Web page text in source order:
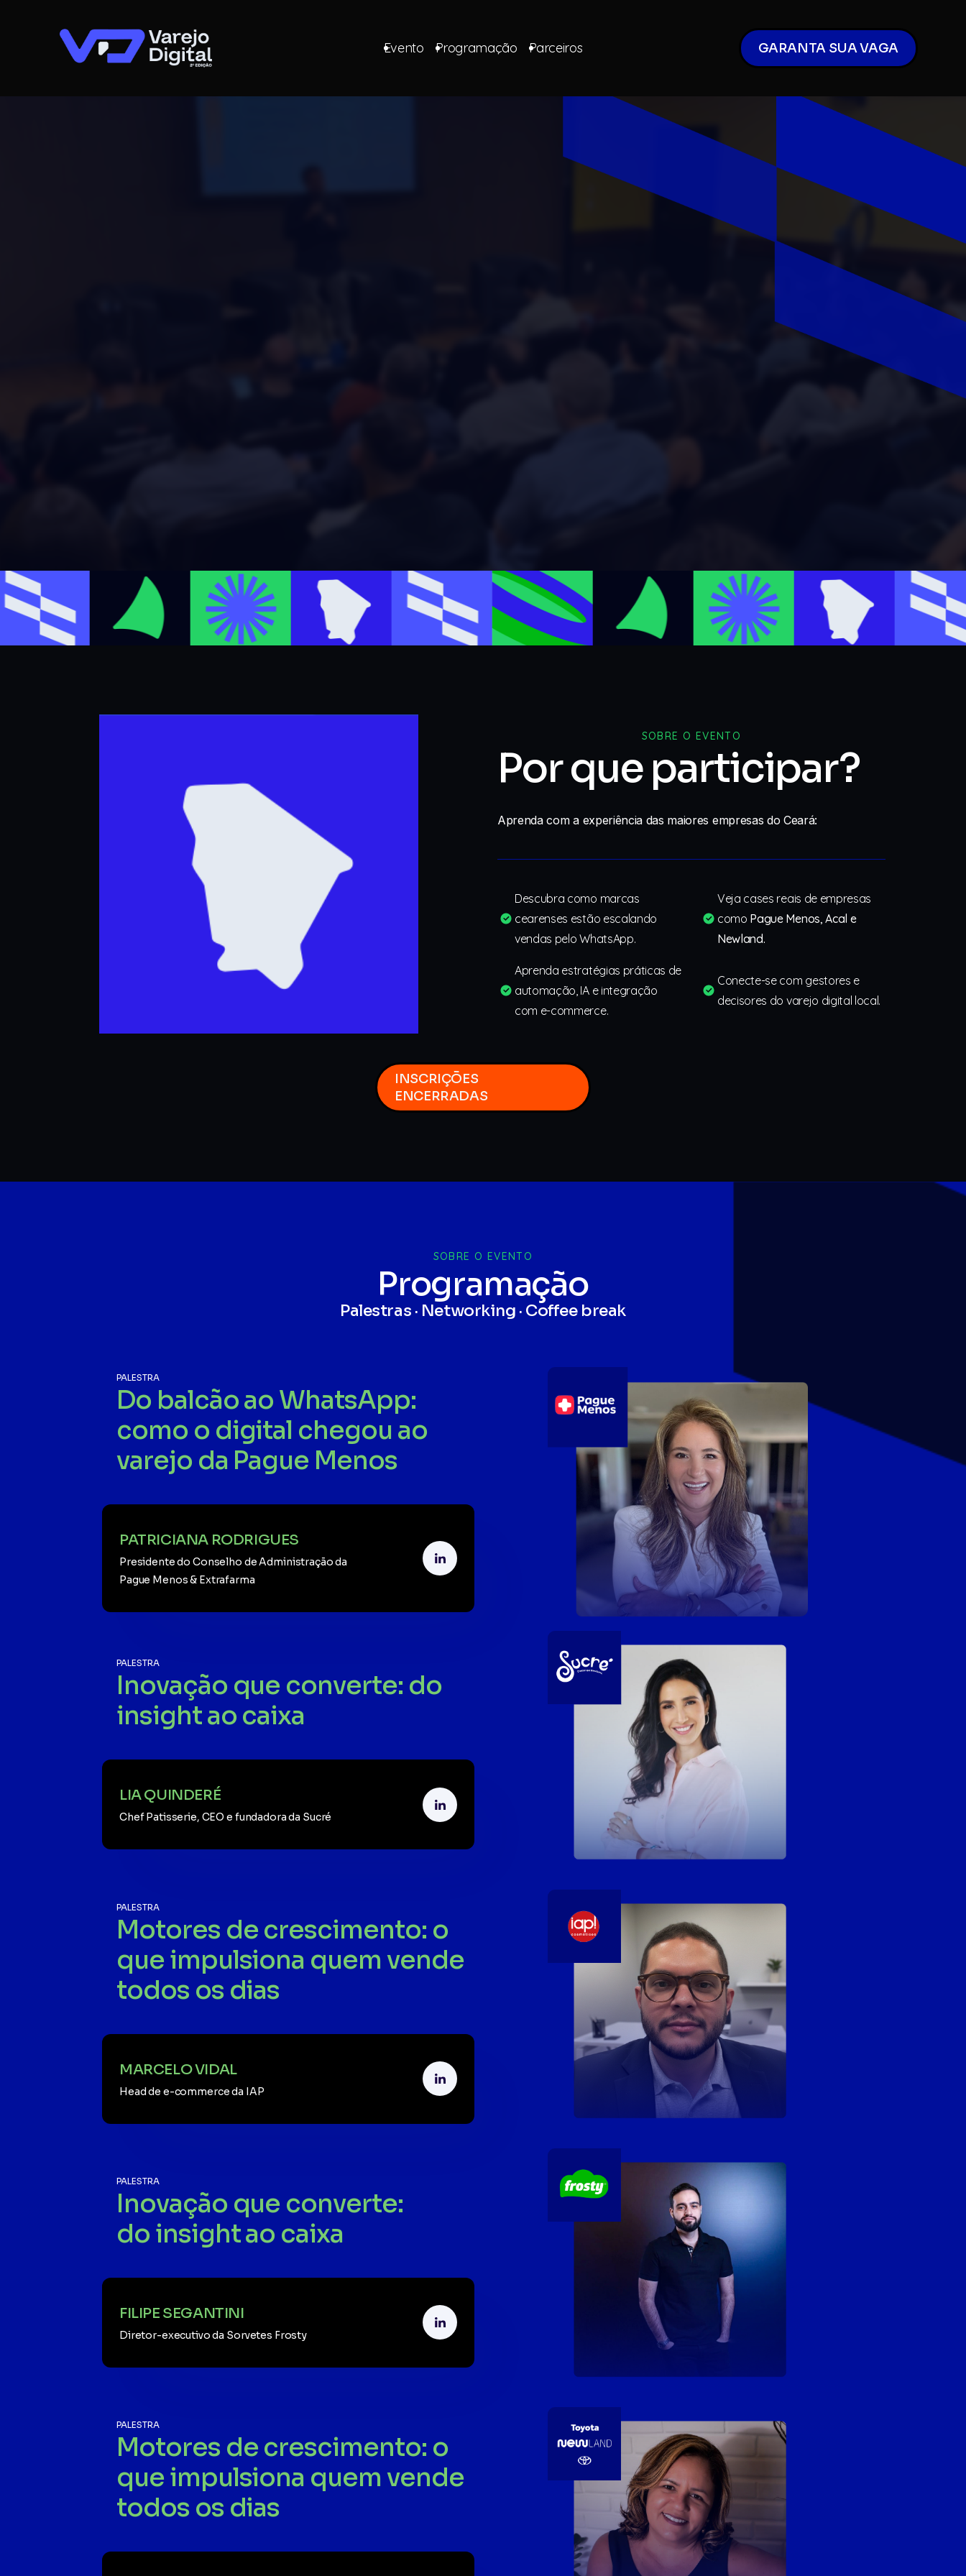
Evento Programação Parceiros GARANTA SUA VAGA
O que está por trás do
crescimento das marcas
cearenses no WhatsApp
SOBRE O EVENTO
Por que participar?
Aprenda com a experiência das maiores empresas do Ceará:
Descubra como marcas
cearenses estão escalando
vendas pelo WhatsApp.
Veja cases reais de empresas
como Pague Menos, Acal e
Newland.
Aprenda estratégias práticas de
automação, IA e integração
com e-commerce.
Conecte-se com gestores e
decisores do varejo digital local.
INSCRIÇÕES
ENCERRADAS
SOBRE O EVENTO
Programação
Palestras · Networking · Coffee break
PALESTRA
Do balcão ao WhatsApp:
como o digital chegou ao
varejo da Pague Menos
PATRICIANA RODRIGUES
Presidente do Conselho de Administração da
Pague Menos & Extrafarma
PALESTRA
Inovação que converte: do
insight ao caixa
LIA QUINDERÉ
Chef Patisserie, CEO e fundadora da Sucré
PALESTRA
Motores de crescimento: o
que impulsiona quem vende
todos os dias
MARCELO VIDAL
Head de e-commerce da IAP
PALESTRA
Inovação que converte:
do insight ao caixa
FILIPE SEGANTINI
Diretor-executivo da Sorvetes Frosty
PALESTRA
Motores de crescimento: o
que impulsiona quem vende
todos os dias